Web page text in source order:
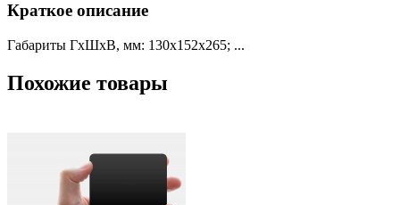
Краткое описание
Габариты ГхШхВ, мм: 130х152х265; ...
Похожие товары